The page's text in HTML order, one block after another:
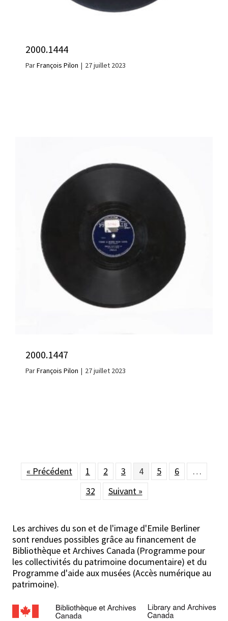
2000.1444
ParFrançois Pilon | 27 juillet 2023
2000.1447
ParFrançois Pilon | 27 juillet 2023
« Précédent 1 2 3 4 5 6
…
32
Suivant »
Les archives du son et de l'image d'Emile Berliner
sont rendues possibles grâce au financement de
Bibliothèque et Archives Canada (Programme pour
les collectivités du patrimoine documentaire) et du
Programme d'aide aux musées (Accès numérique au
patrimoine).